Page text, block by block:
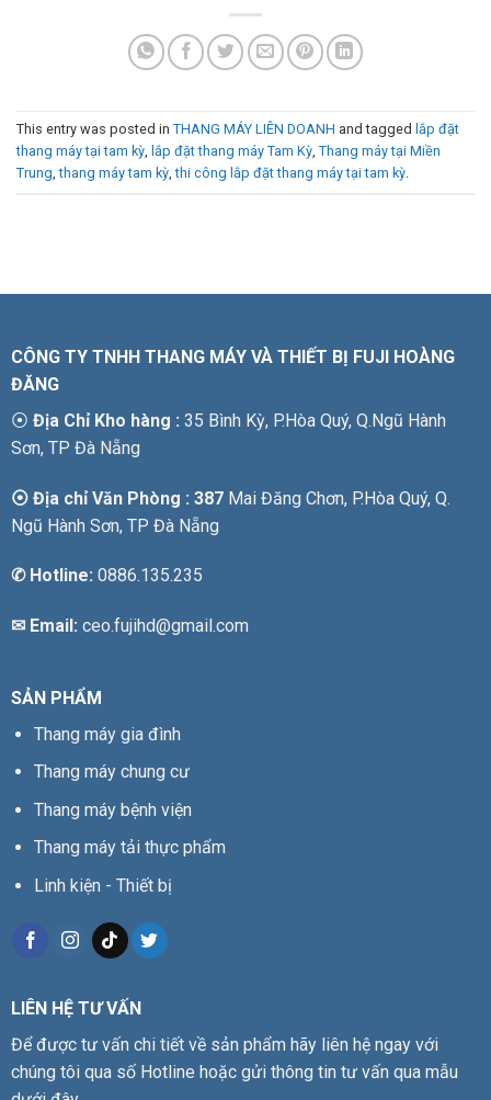
This entry was posted in THANG MÁY LIÊN DOANH and tagged lắp đặt
thang máy tại tam kỳ, lắp đặt thang máy Tam Kỳ, Thang máy tại Miền
Trung,thang máy tam kỳ,thi công lắp đặt thang máy tại tam kỳ.
CÔNG TY TNHH THANG MÁY VÀ THIẾT BỊ FUJI HOÀNG
ĐĂNG
⦿ Địa Chỉ Kho hàng : 35 Bình Kỳ, P.Hòa Quý, Q.Ngũ Hành
Sơn, TP Đà Nẵng
⦿ Địa chỉ Văn Phòng : 387 Mai Đăng Chơn, P.Hòa Quý, Q.
Ngũ Hành Sơn, TP Đà Nẵng
✆Hotline: 0886.135.235
✉ Email: ceo.fujihd@gmail.com
SẢN PHẨM
Thang máy gia đình
Thang máy chung cư
Thang máy bệnh viện
Thang máy tải thực phẩm
Linh kiện - Thiết bị
LIÊN HỆ TƯ VẤN
Để được tư vấn chi tiết về sản phẩm hãy liên hệ ngay với
chúng tôi qua số Hotline hoặc gửi thông tin tư vấn qua mẫu